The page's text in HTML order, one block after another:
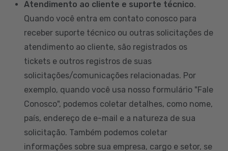
Atendimento ao cliente e suporte técnico.
Quando você entra em contato conosco para
receber suporte técnico ou outras solicitações de
atendimento ao cliente, são registrados os
tickets e outros registros de suas
solicitações/comunicações relacionadas. Por
exemplo, quando você usa nosso formulário "Fale
Conosco", podemos coletar detalhes, como nome,
país, endereço de e-mail e a natureza de sua
solicitação. Também podemos coletar
informações sobre sua empresa, cargo e setor, se